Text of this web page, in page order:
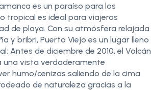
es un paraíso para los
tropical es ideal para viajeros
de playa. Con su atmósfera relajada
y bribri, Puerto Viejo es un lugar lleno
Antes de diciembre de 2010, el Volcán
una vista verdaderamente
humo/cenizas saliendo de la cima
de naturaleza gracias a la